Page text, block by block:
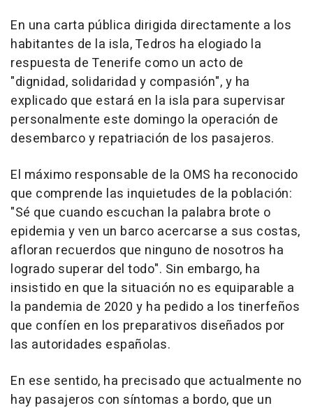
En una carta pública dirigida directamente a los
habitantes de la isla, Tedros ha elogiado la
respuesta de Tenerife como un acto de
"dignidad, solidaridad y compasión", y ha
explicado que estará en la isla para supervisar
personalmente este domingo la operación de
desembarco y repatriación de los pasajeros.
El máximo responsable de la OMS ha reconocido
que comprende las inquietudes de la población:
"Sé que cuando escuchan la palabra brote o
epidemia y ven un barco acercarse a sus costas,
afloran recuerdos que ninguno de nosotros ha
logrado superar del todo". Sin embargo, ha
insistido en que la situación no es equiparable a
la pandemia de 2020 y ha pedido a los tinerfeños
que confíen en los preparativos diseñados por
las autoridades españolas.
En ese sentido, ha precisado que actualmente no
hay pasajeros con síntomas a bordo, que un